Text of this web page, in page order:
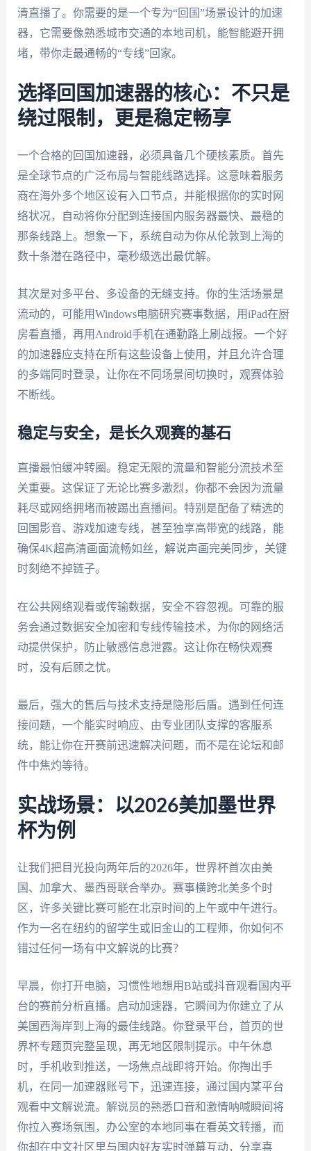
清直播了。你需要的是一个专为“回国”场景设计的加速
器，它需要像熟悉城市交通的本地司机，能智能避开拥
堵，带你走最通畅的“专线”回家。
选择回国加速器的核心：不只是
绕过限制，更是稳定畅享
一个合格的回国加速器，必须具备几个硬核素质。首先
是全球节点的广泛布局与智能线路选择。这意味着服务
商在海外多个地区设有入口节点，并能根据你的实时网
络状况，自动将你分配到连接国内服务器最快、最稳的
那条线路上。想象一下，系统自动为你从伦敦到上海的
数十条潜在路径中，毫秒级选出最优解。
其次是对多平台、多设备的无缝支持。你的生活场景是
流动的，可能用Windows电脑研究赛事数据，用iPad在厨
房看直播，再用Android手机在通勤路上刷战报。一个好
的加速器应支持在所有这些设备上使用，并且允许合理
的多端同时登录，让你在不同场景间切换时，观赛体验
不断线。
稳定与安全，是长久观赛的基石
直播最怕缓冲转圈。稳定无限的流量和智能分流技术至
关重要。这保证了无论比赛多激烈，你都不会因为流量
耗尽或网络拥堵而被踢出直播间。特别是配备了精选的
回国影音、游戏加速专线，甚至独享高带宽的线路，能
确保4K超高清画面流畅如丝，解说声画完美同步，关键
时刻绝不掉链子。
在公共网络观看或传输数据，安全不容忽视。可靠的服
务会通过数据安全加密和专线传输技术，为你的网络活
动提供保护，防止敏感信息泄露。这让你在畅快观赛
时，没有后顾之忧。
最后，强大的售后与技术支持是隐形后盾。遇到任何连
接问题，一个能实时响应、由专业团队支撑的客服系
统，能让你在开赛前迅速解决问题，而不是在论坛和邮
件中焦灼等待。
实战场景：以2026美加墨世界
杯为例
让我们把目光投向两年后的2026年，世界杯首次由美
国、加拿大、墨西哥联合举办。赛事横跨北美多个时
区，许多关键比赛可能在北京时间的上午或中午进行。
作为一名在纽约的留学生或旧金山的工程师，你如何不
错过任何一场有中文解说的比赛？
早晨，你打开电脑，习惯性地想用B站或抖音观看国内平
台的赛前分析直播。启动加速器，它瞬间为你建立了从
美国西海岸到上海的最佳线路。你登录平台，首页的世
界杯专题页完整呈现，再无地区限制提示。中午休息
时，手机收到推送，一场焦点战即将开始。你掏出手
机，在同一加速器账号下，迅速连接，通过国内某平台
观看中文解说流。解说员的熟悉口音和激情呐喊瞬间将
你拉入赛场氛围，办公室的本地同事在看英文转播，而
你却在中文社区里与国内好友实时弹幕互动，分享喜